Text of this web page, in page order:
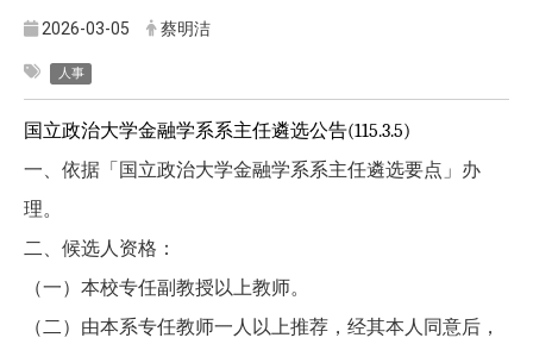
2026-03-05 蔡明洁
人事
国立政治大学金融学系系主任遴选公告(115.3.5)
一、依据「国立政治大学金融学系系主任遴选要点」办
理。
二、候选人资格：
（一）本校专任副教授以上教师。
（二）由本系专任教师一人以上推荐，经其本人同意后，